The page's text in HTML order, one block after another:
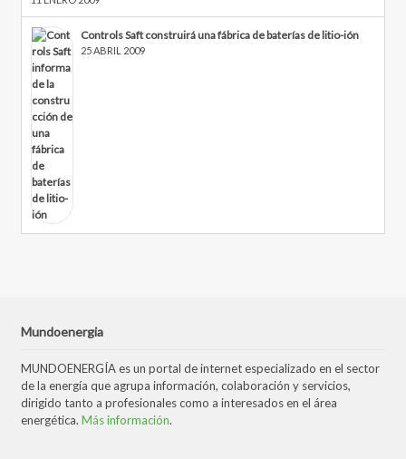
Controls Saft construirá una fábrica de baterías de litio-ión
25 ABRIL 2009
Mundoenergia
MUNDOENERGÍA es un portal de internet especializado en el sector
de la energía que agrupa información, colaboración y servicios,
dirigido tanto a profesionales como a interesados en el área
energética. Más información.